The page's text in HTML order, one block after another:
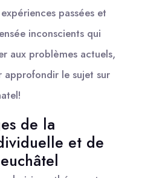
passées et
inconscients qui
aux problèmes actuels,
approfondir le sujet sur
de la
et de